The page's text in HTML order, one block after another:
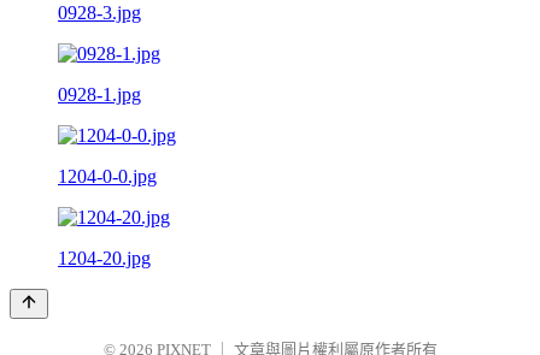
0928-3.jpg
0928-1.jpg
1204-0-0.jpg
1204-20.jpg
© 2026 PIXNET 文章與圖片權利屬原作者所有